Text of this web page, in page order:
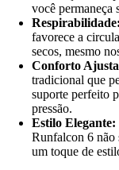
você permaneça
Respirabilidade:
favorece a
secos, mesmo
Conforto
tradicional que
suporte perfeito
pressão.
Estilo Elegante:
Runfalcon 6 não
um toque de